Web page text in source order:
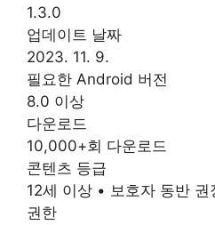
1.3.0
업데이트 날짜
2023. 11. 9.
필요한 Android 버전
8.0 이상
다운로드
10,000+회 다운로드
콘텐츠 등급
12세 이상 • 보호자 동반 권
권한